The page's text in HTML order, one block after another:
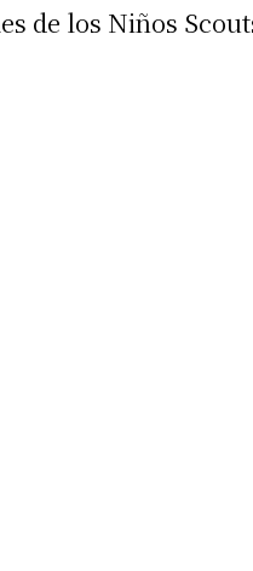
de los Niños